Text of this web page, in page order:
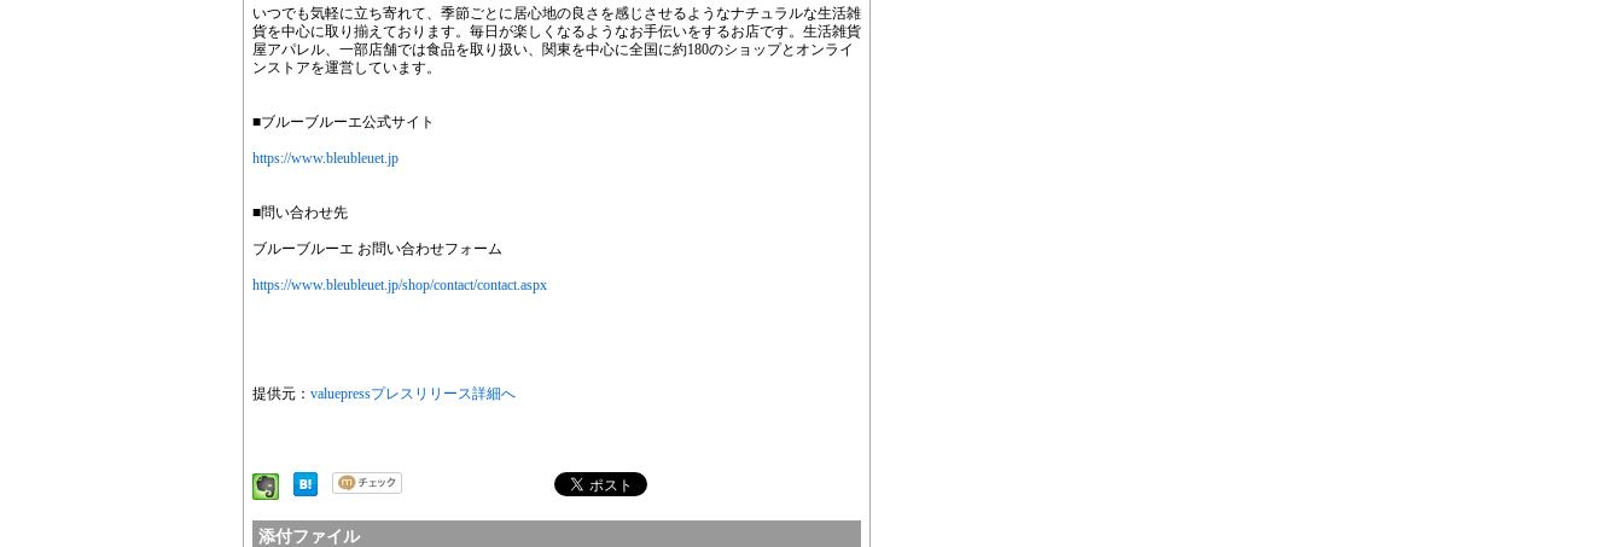
いつでも気軽に立ち寄れて、季節ごとに居心地の良さを感じさせるようなナチュラルな生活雑
貨を中心に取り揃えております。毎日が楽しくなるようなお手伝いをするお店です。生活雑貨
屋アパレル、一部店舗では食品を取り扱い、関東を中心に全国に約180のショップとオンライ
ンストアを運営しています。
■ブルーブルーエ公式サイト
https://www.bleubleuet.jp
■問い合わせ先
ブルーブルーエ お問い合わせフォーム
https://www.bleubleuet.jp/shop/contact/contact.aspx
提供元： valuepressプレスリリース詳細へ
添付ファイル